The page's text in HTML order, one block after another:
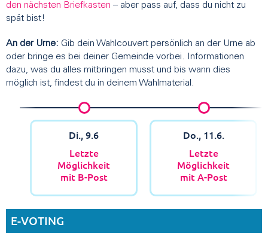
den nächsten Briefkasten – aber pass auf, dass du nicht zu
spät bist!
An der Urne: Gib dein Wahlcouvert persönlich an der Urne ab
oder bringe es bei deiner Gemeinde vorbei. Informationen
dazu, was du alles mitbringen musst und bis wann dies
möglich ist, findest du in deinem Wahlmaterial.
Di., 9.6
Letzte
Möglichkeit
mit B-Post
Do., 11.6.
Letzte
Möglichkeit
mit A-Post
E-VOTING